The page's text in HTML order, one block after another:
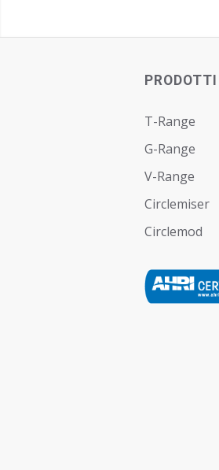
PRODOTTI
T-Range
G-Range
V-Range
Circlemiser
Circlemod